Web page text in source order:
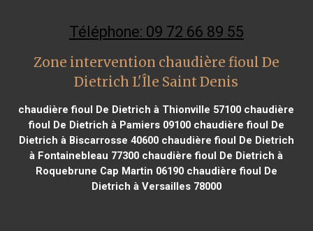
Téléphone: 09 72 66 89 55
Zone intervention chaudière fioul De
Dietrich L'Île Saint Denis
chaudière fioul De Dietrich à Thionville 57100 chaudière
fioul De Dietrich à Pamiers 09100chaudière fioul De
Dietrich à Biscarrosse 40600chaudière fioul De Dietrich
à Fontainebleau 77300 chaudière fioul De Dietrich à
Roquebrune Cap Martin 06190chaudière fioul De
Dietrich à Versailles 78000